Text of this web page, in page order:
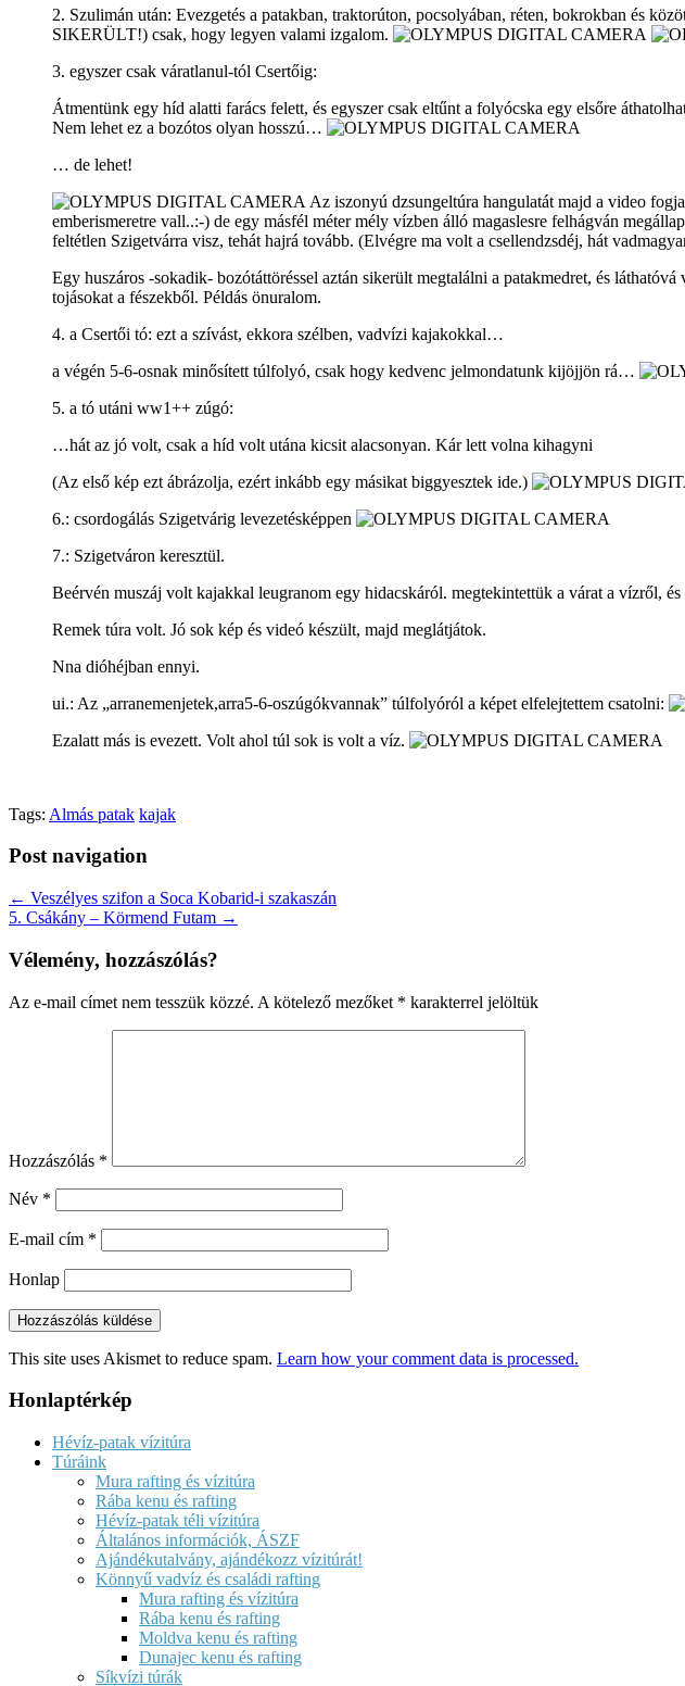
2. Szulimán után: Evezgetés a patakban, traktorúton, pocsolyában, réten, bokrokban és
SIKERÜLT!) csak, hogy legyen valami izgalom.
3. egyszer csak váratlanul-tól Csertőig:
Átmentünk egy híd alatti farács felett, és egyszer csak eltűnt a folyócska egy elsőre
Nem lehet ez a bozótos olyan hosszú…
… de lehet!
Az iszonyú dzsungeltúra hangulatát majd a video
emberismeretre vall..:-) de egy másfél méter mély vízben álló magaslesre felhágván
feltétlen Szigetvárra visz, tehát hajrá tovább. (Elvégre ma volt a csellendzsdéj, hát
Egy huszáros -sokadik- bozótáttöréssel aztán sikerült megtalálni a patakmedret, és
tojásokat a fészekből. Példás önuralom.
4. a Csertői tó: ezt a szívást, ekkora szélben, vadvízi kajakokkal…
a végén 5-6-osnak minősített túlfolyó, csak hogy kedvenc jelmondatunk kijöjjön rá…
5. a tó utáni ww1++ zúgó:
…hát az jó volt, csak a híd volt utána kicsit alacsonyan. Kár lett volna kihagyni
(Az első kép ezt ábrázolja, ezért inkább egy másikat biggyesztek ide.)
6.: csordogálás Szigetvárig levezetésképpen
7.: Szigetváron keresztül.
Beérvén muszáj volt kajakkal leugranom egy hidacskáról. megtekintettük a várat a vízről, és
Remek túra volt. Jó sok kép és videó készült, majd meglátjátok.
Nna dióhéjban ennyi.
ui.: Az „arranemenjetek,arra5-6-oszúgókvannak” túlfolyóról a képet elfelejtettem csatolni:
Ezalatt más is evezett. Volt ahol túl sok is volt a víz.
Tags: Almás patak kajak
Post navigation
← Veszélyes szifon a Soca Kobarid-i szakaszán
5. Csákány – Körmend Futam →
Vélemény, hozzászólás?
Az e-mail címet nem tesszük közzé. A kötelező mezőket * karakterrel jelöltük
Hozzászólás *
Név *
E-mail cím *
Honlap
This site uses Akismet to reduce spam. Learn how your comment data is processed.
Honlaptérkép
Hévíz-patak vízitúra
Túráink
Mura rafting és vízitúra
Rába kenu és rafting
Hévíz-patak téli vízitúra
Általános információk, ÁSZF
Ajándékutalvány, ajándékozz vízitúrát!
Könnyű vadvíz és családi rafting
Mura rafting és vízitúra
Rába kenu és rafting
Moldva kenu és rafting
Dunajec kenu és rafting
Síkvízi túrák